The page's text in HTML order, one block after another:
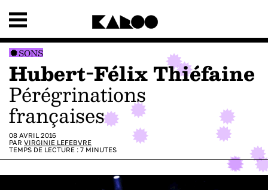
SONS
Hubert-Félix Thiéfaine
Pérégrinations
françaises
08 AVRIL 2016
PAR VIRGINIE LEFEBVRE
TEMPS DE LECTURE : 7 MINUTES